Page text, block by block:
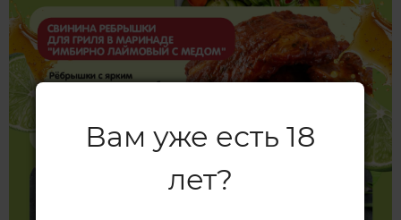
Вам уже есть 18
лет?